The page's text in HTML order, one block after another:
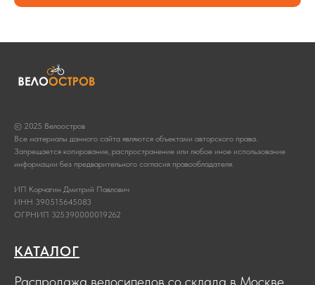
© 2025 Велоостров
Все материалы данного сайта являются объектами авторского права.
Запрещается копирование, распространение или любое иное использование
информации без предварительного согласия правообладателя.
ИП Корчагин Дмитрий Павлович
ИНН 390515645083
ОГРНИП 325390000019262
КАТАЛОГ